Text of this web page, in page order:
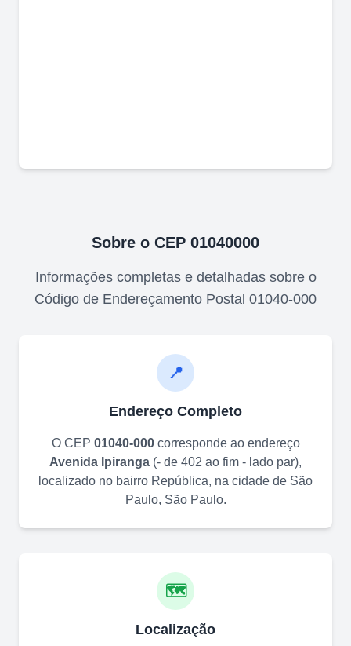
Sobre o CEP 01040000
Informações completas e detalhadas sobre o
Código de Endereçamento Postal 01040-000
📍
Endereço Completo
O CEP 01040-000corresponde ao endereço
Avenida Ipiranga (- de 402 ao fim - lado par),
localizado no bairro República, na cidade de São
Paulo, São Paulo.
🗺️
Localização